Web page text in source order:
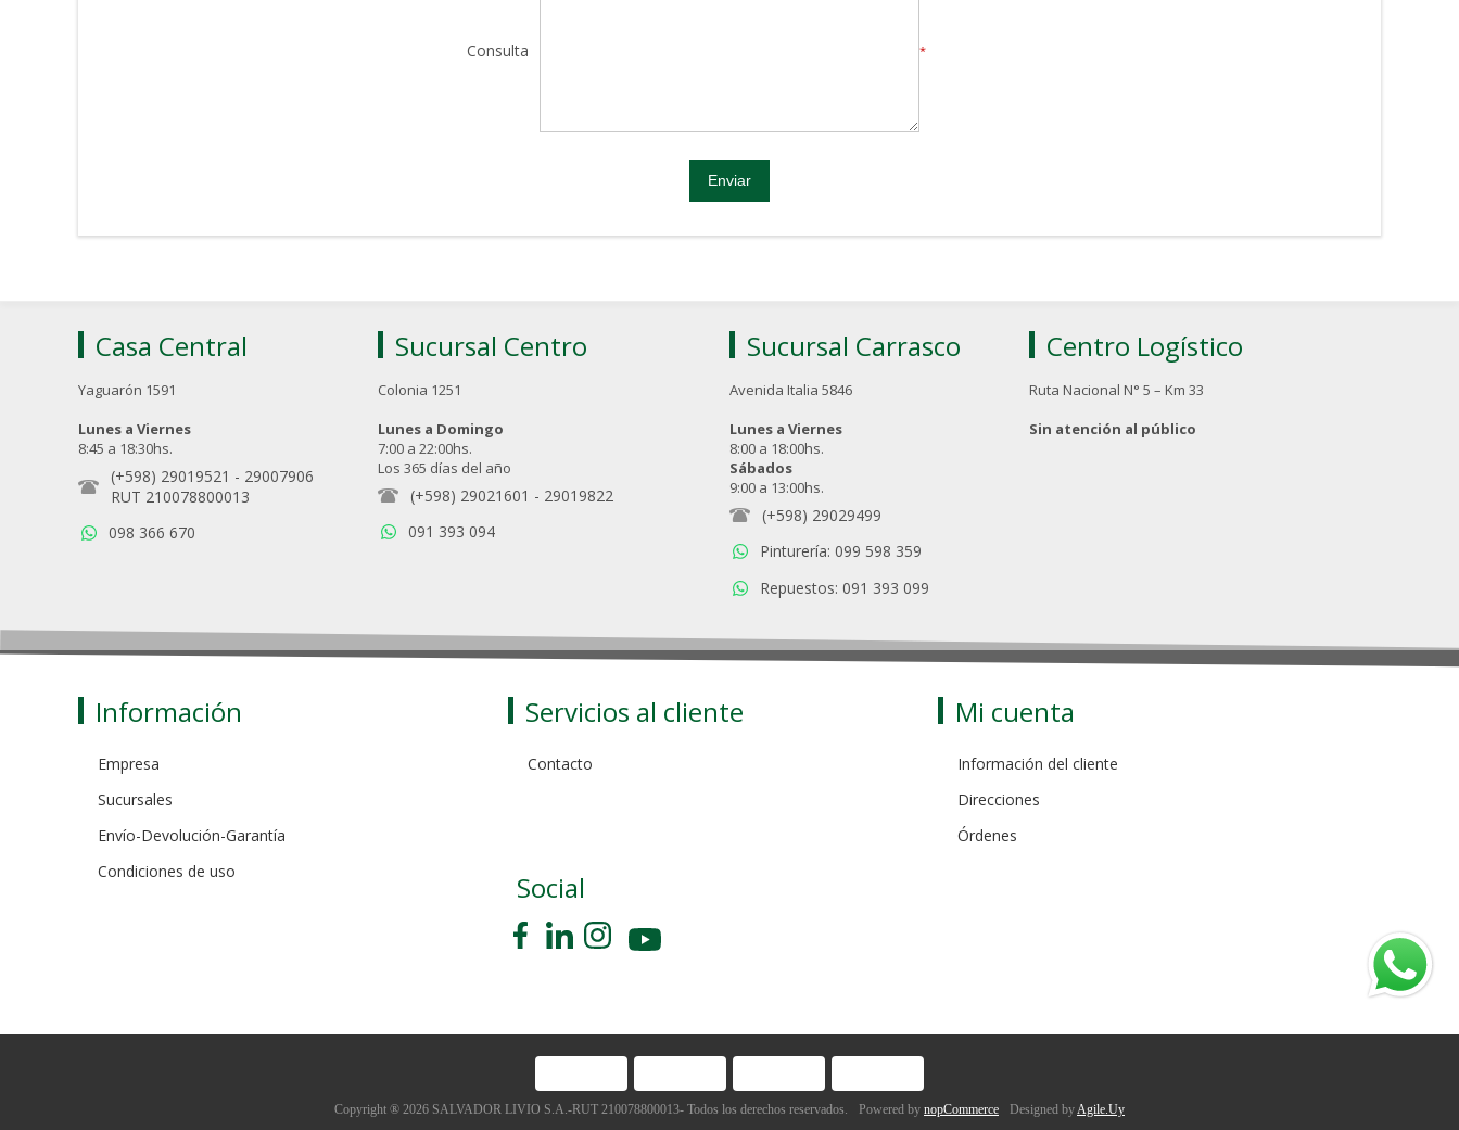
Consulta *
Casa Central
Yaguarón 1591
Lunes a Viernes
8:45 a 18:30hs.
(+598) 29019521 - 29007906
RUT 210078800013
098 366 670
Sucursal Centro
Colonia 1251
Lunes a Domingo
7:00 a 22:00hs.
Los 365 días del año
(+598) 29021601 - 29019822
091 393 094
Sucursal Carrasco
Avenida Italia 5846
Lunes a Viernes
8:00 a 18:00hs.
Sábados
9:00 a 13:00hs.
(+598) 29029499
Pinturería: 099 598 359
Repuestos: 091 393 099
Centro Logístico
Ruta Nacional N° 5 – Km 33
Sin atención al público
Información
Empresa
Sucursales
Envío-Devolución-Garantía
Condiciones de uso
Servicios al cliente
Contacto
Mi cuenta
Información del cliente
Direcciones
Órdenes
Social
Copyright ® 2026 SALVADOR LIVIO S.A.-RUT 210078800013- Todos los derechos reservados. Powered by nopCommerce Designed by Agile.Uy